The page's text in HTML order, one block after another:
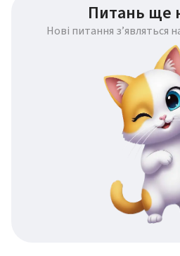
Питань ще
Нові питання з’являться